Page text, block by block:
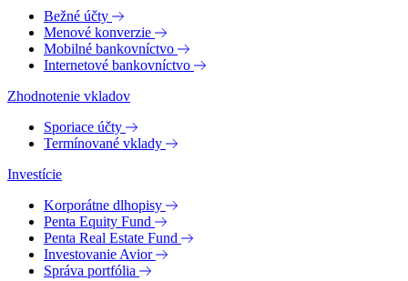
Bežné účty
Menové konverzie
Mobilné bankovníctvo
Internetové bankovníctvo
Zhodnotenie vkladov
Sporiace účty
Termínované vklady
Investície
Korporátne dlhopisy
Penta Equity Fund
Penta Real Estate Fund
Investovanie Avior
Správa portfólia